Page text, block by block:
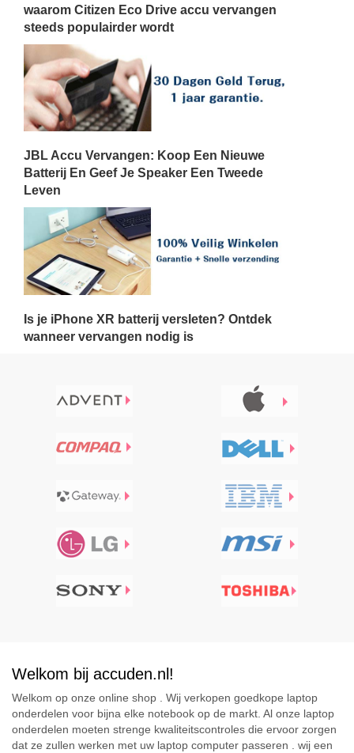
waarom Citizen Eco Drive accu vervangen
steeds populairder wordt
JBL Accu Vervangen: Koop Een Nieuwe
Batterij En Geef Je Speaker Een Tweede
Leven
Is je iPhone XR batterij versleten? Ontdek
wanneer vervangen nodig is
Welkom bij accuden.nl!
Welkom op onze online shop . Wij verkopen goedkope laptop
onderdelen voor bijna elke notebook op de markt. Al onze laptop
onderdelen moeten strenge kwaliteitscontroles die ervoor zorgen
dat ze zullen werken met uw laptop computer passeren . wij een